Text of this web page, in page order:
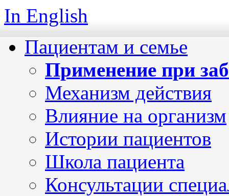
In English
Пациентам и семье
Применение при
Механизм действия
Влияние на организм
Истории пациентов
Школа пациента
Консультации